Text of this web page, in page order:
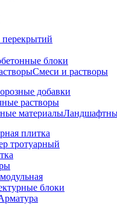
блоки
Cмеси и растворы
добавки
растворы
плитка
тротуарный
блоки